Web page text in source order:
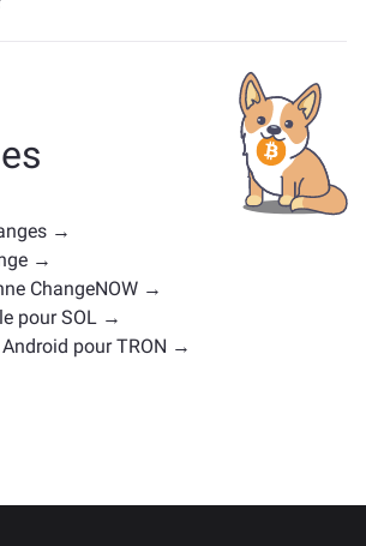
stablecoin, d'un token utilitaire,
coin, ou d'un autre type. Les
incluent d'autres
des cas d'utilisation ou des
similaires. Consultez tous les
pour échange sur la
page d'échange
→
→
ChangeNOW →
pour SOL →
pour TRON →